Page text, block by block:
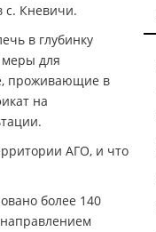
с. Кневичи.
в глубинку
меры для
проживающие в
на
АГО, и что
более 140